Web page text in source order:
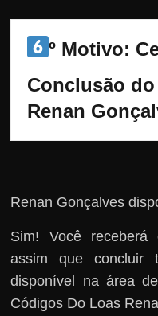
º Motivo:
Conclusão
Renan
Renan Gonçalves
Sim! Você receberá
assim que concluir
disponível na área
Códigos Do Loas